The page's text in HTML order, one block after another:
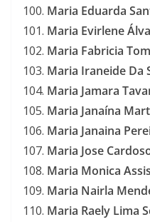
Maria Eduarda
Maria Evirlene
Maria Fabricia
Maria Iraneide Da
Maria Jamara
Maria Janaína
Maria Janaina
Maria Jose
Maria Monica
Maria Nairla
Maria Raely Lima